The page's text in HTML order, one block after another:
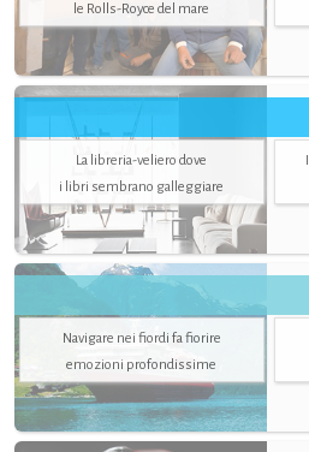
le Rolls-Royce del mare
La libreria-veliero dove
i libri sembrano galleggiare
Navigare nei fiordi fa fiorire
emozioni profondissime